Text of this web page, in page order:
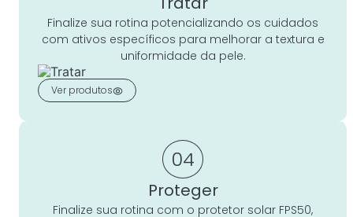
Finalize sua rotina potencializando os cuidados
com ativos específicos para melhorar a textura e
uniformidade da pele.
Ver produtos
04
Proteger
Finalize sua rotina com o protetor solar FPS50,